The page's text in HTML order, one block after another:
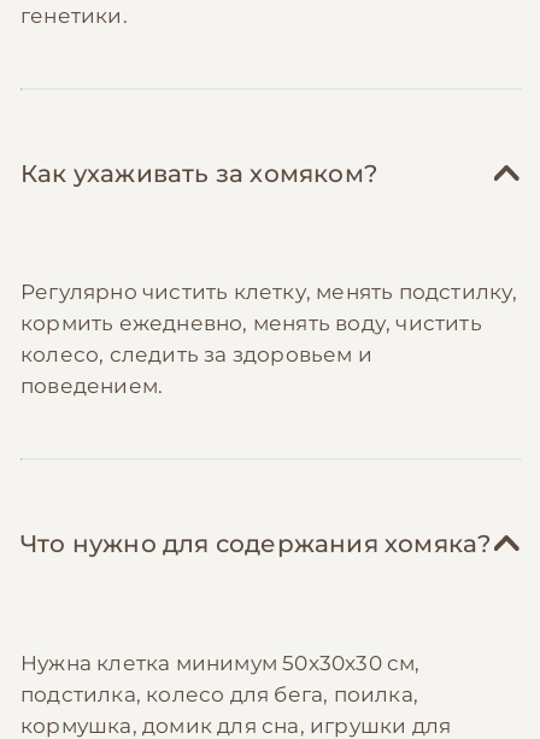
генетики.
Как ухаживать за хомяком?
Регулярно чистить клетку, менять подстилку,
кормить ежедневно, менять воду, чистить
колесо, следить за здоровьем и
поведением.
Что нужно для содержания хомяка?
Нужна клетка минимум 50x30x30 см,
подстилка, колесо для бега, поилка,
кормушка, домик для сна, игрушки для